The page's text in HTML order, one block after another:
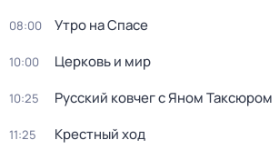
08:00 Утро на Спасе
10:00 Церковь и мир
10:25 Русский ковчег с Яном Таксюром
11:25 Крестный ход